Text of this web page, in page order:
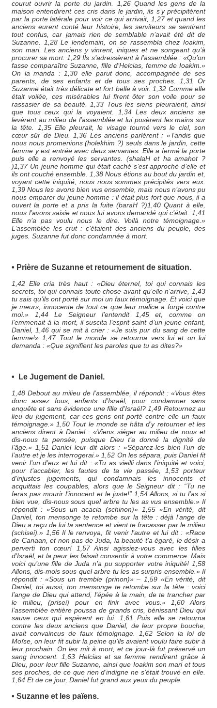
courut ouvrir la porte du jardin. 1,26 Quand les gens de la
maison entendirent ces cris dans le jardin, ils s’y précipitèrent
par la porte latérale pour voir ce qui arrivait, 1,27 et quand les
anciens eurent conté leur histoire, les serviteurs se sentirent
tout confus, car jamais rien de semblable n’avait été dit de
Suzanne. 1,28 Le lendemain, on se rassembla chez Ioakim,
son mari. Les anciens y vinrent, iniques et ne songeant qu’à
procurer sa mort. 1,29 Ils s’adressèrent à l’assemblée : «Qu’on
fasse comparaître Suzanne, fille d’Helcias, femme de Ioakim.»
On la manda : 1,30 elle parut donc, accompagnée de ses
parents, de ses enfants et de tous ses proches. 1,31 Or
Suzanne était très délicate et fort belle à voir. 1,32 Comme elle
était voilée, ces misérables lui firent ôter son voile pour se
rassasier de sa beauté. 1,33 Tous les siens pleuraient, ainsi
que tous ceux qui la voyaient. 1,34 Les deux anciens se
levèrent au milieu de l’assemblée et lui posèrent les mains sur
la tête. 1,35 Elle pleurait, le visage tourné vers le ciel, son
cœur sûr de Dieu. 1,36 Les anciens parlèrent : «Tandis que
nous nous promenions (holekhim ?) seuls dans le jardin, cette
femme y est entrée avec deux servantes. Elle a fermé la porte
puis elle a renvoyé les servantes. (shalaH et ha amahot ?
)1,37 Un jeune homme qui était caché s’est approché d’elle et
ils ont couché ensemble. 1,38 Nous étions au bout du jardin et,
voyant cette iniquité, nous nous sommes précipités vers eux.
1,39 Nous les avons bien vus ensemble, mais nous n’avons pu
nous emparer du jeune homme : il était plus fort que nous, il a
ouvert la porte et a pris la fuite (baraH ?)1,40 Quant à elle,
nous l’avons saisie et nous lui avons demandé qui c’était. 1,41
Elle n’a pas voulu nous le dire. Voilà notre témoignage.»
L’assemblée les crut : c’étaient des anciens du peuple, des
juges. Suzanne fut donc condamnée à mort.
• Prière de Suzanne et retournement de situation.
1,42 Elle cria très haut : «Dieu éternel, toi qui connais les
secrets, toi qui connais toute chose avant qu’elle n’arrive, 1,43
tu sais qu’ils ont porté sur moi un faux témoignage. Et voici que
je meurs, innocente de tout ce que leur malice a forgé contre
moi.» 1,44 Le Seigneur l’entendit 1,45 et, comme on
l’emmenait à la mort, il suscita l’esprit saint d’un jeune enfant,
Daniel, 1,46 qui se mit à crier : «Je suis pur du sang de cette
femme!» 1,47 Tout le monde se retourna vers lui et on lui
demanda : «Que signifient les paroles que tu as dites?»
• Le Jugement de Daniel.
1,48 Debout au milieu de l’assemblée, il répondit : «Vous êtes
donc assez fous, enfants d’Israël, pour condamner sans
enquête et sans évidence une fille d’Israël? 1,49 Retournez au
lieu du jugement, car ces gens ont porté contre elle un faux
témoignage.» 1,50 Tout le monde se hâta d’y retourner et les
anciens dirent à Daniel : «Viens siéger au milieu de nous et
dis-nous ta pensée, puisque Dieu t’a donné la dignité de
l’âge.» 1,51 Daniel leur dit alors : «Séparez-les bien l’un de
l’autre et je les interrogerai.» 1,52 On les sépara, puis Daniel fit
venir l’un d’eux et lui dit : «Tu as vieilli dans l’iniquité et voici,
pour t’accabler, les fautes de ta vie passée, 1,53 porteur
d’injustes jugements, qui condamnais les innocents et
acquittais les coupables, alors que le Seigneur dit : “Tu ne
feras pas mourir l’innocent et le juste!” 1,54 Allons, si tu l’as si
bien vue, dis-nous sous quel arbre tu les as vus ensemble.» Il
répondit : «Sous un acacia (schinon)» 1,55 «En vérité, dit
Daniel, ton mensonge te retombe sur la tête : déjà l’ange de
Dieu a reçu de lui ta sentence et vient te fracasser par le milieu
(schisei).» 1,56 Il le renvoya, fit venir l’autre et lui dit : «Race
de Canaan, et non pas de Juda, la beauté t’a égaré, le désir a
perverti ton cœur! 1,57 Ainsi agissiez-vous avec les filles
d’Israël, et la peur les faisait consentir à votre commerce. Mais
voici qu’une fille de Juda n’a pu supporter votre iniquité! 1,58
Allons, dis-mois sous quel arbre tu les as surpris ensemble.» Il
répondit : «Sous un tremble (prinon)» – 1,59 «En vérité, dit
Daniel, toi aussi, ton mensonge te retombe sur la tête : voici
l’ange de Dieu qui attend, l’épée à la main, de te trancher par
le milieu, (prisei) pour en finir avec vous.» 1,60 Alors
l’assemblée entière poussa de grands cris, bénissant Dieu qui
sauve ceux qui espèrent en lui. 1,61 Puis elle se retourna
contre les deux anciens que Daniel, de leur propre bouche,
avait convaincus de faux témoignage. 1,62 Selon la loi de
Moïse, on leur fit subir la peine qu’ils avaient voulu faire subir à
leur prochain. On les mit à mort, et ce jour-là fut préservé un
sang innocent. 1,63 Helcias et sa femme rendirent grâce à
Dieu, pour leur fille Suzanne, ainsi que Ioakim son mari et tous
ses proches, de ce que rien d’indigne ne s’était trouvé en elle.
1,64 Et de ce jour, Daniel fut grand aux yeux du peuple.
• Suzanne et les païens.